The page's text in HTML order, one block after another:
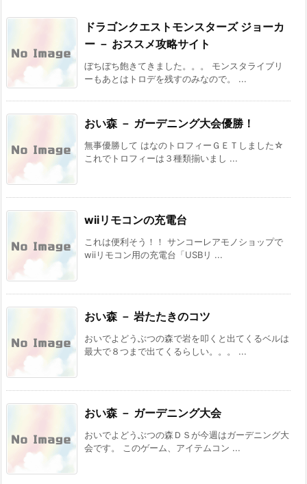
ドラゴンクエストモンスターズ ジョーカ
ー － おススメ攻略サイト
ぼちぼち飽きてきました。。。 モンスタライブリ
ーもあとはトロデを残すのみなので。 ...
おい森 － ガーデニング大会優勝！
無事優勝して はなのトロフィーＧＥＴしました☆
これでトロフィーは３種類揃いまし ...
wiiリモコンの充電台
これは便利そう！！ サンコーレアモノショップで
wiiリモコン用の充電台「USBリ ...
おい森 － 岩たたきのコツ
おいでよどうぶつの森で岩を叩くと出てくるベルは
最大で８つまで出てくるらしい。。。 ...
おい森 － ガーデニング大会
おいでよどうぶつの森ＤＳが今週はガーデニング大
会です。 このゲーム、アイテムコン ...